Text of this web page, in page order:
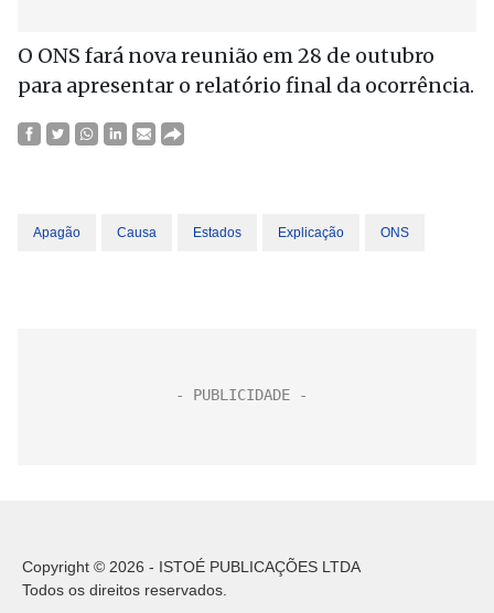
O ONS fará nova reunião em 28 de outubro
para apresentar o relatório final da ocorrência.
Apagão Causa Estados Explicação ONS
Copyright © 2026 - ISTOÉ PUBLICAÇÕES LTDA
Todos os direitos reservados.